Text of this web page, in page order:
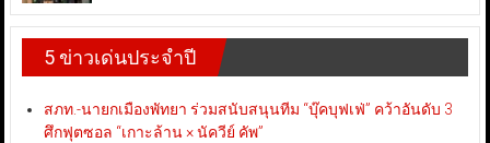
5 ข่าวเด่นประจำปี
สภท.-นายกเมืองพัทยา ร่วมสนับสนุนทีม “บุ๊คบุฟเฟ่” คว้าอันดับ 3
ศึกฟุตซอล “เกาะล้าน × นัควีย์ คัพ”